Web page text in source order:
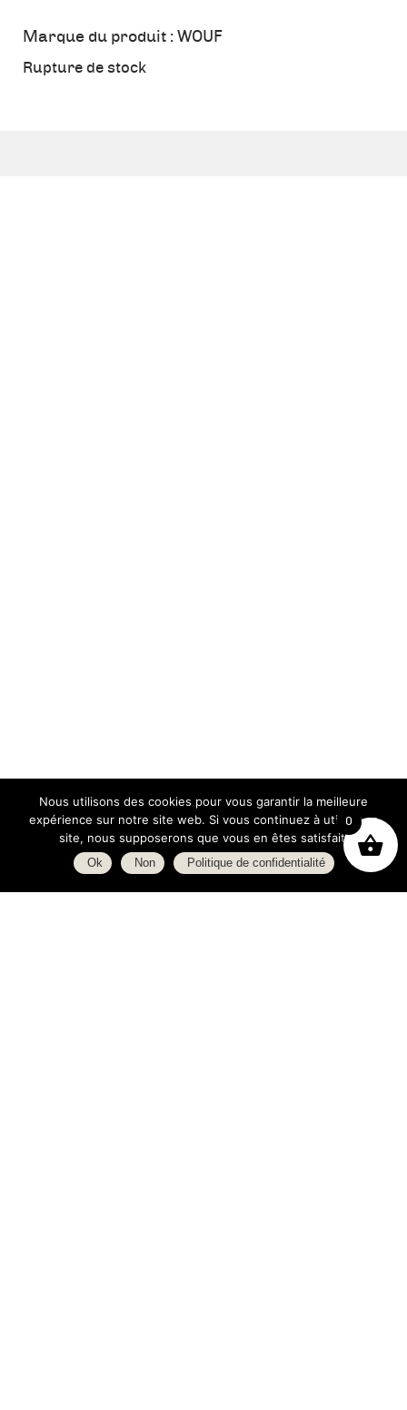
Marque du produit : WOUF
Rupture de stock
0
Nous utilisons des cookies pour vous garantir la meilleure
expérience sur notre site web. Si vous continuez à utiliser ce
site, nous supposerons que vous en êtes satisfait.
Ok Non Politique de confidentialité